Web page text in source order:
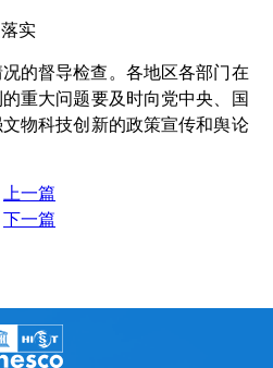
实
的督导检查。各地区各部门在
重大问题要及时向党中央、国
物科技创新的政策宣传和舆论
上一篇
下一篇